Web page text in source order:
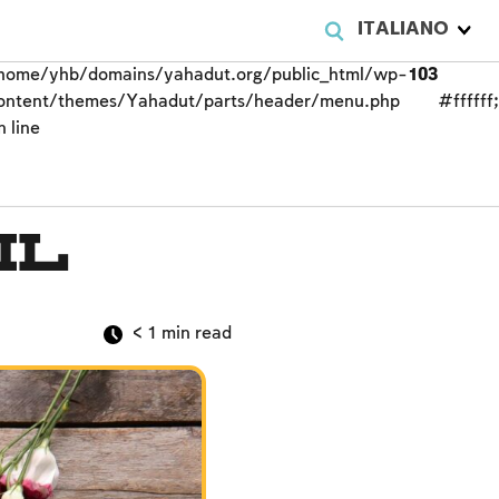
ITALIANO
yhb/domains/yahadut.org/public_html/wp-
themes/Yahadut/parts/header/menu.php
line
103
ITALIANO
yhb/domains/yahadut.org/public_html/wp-
themes/Yahadut/parts/header/menu.php
line
103
il
< 1 min read
ITALIANO
yhb/domains/yahadut.org/public_html/wp-
themes/Yahadut/parts/header/menu.php
line
103